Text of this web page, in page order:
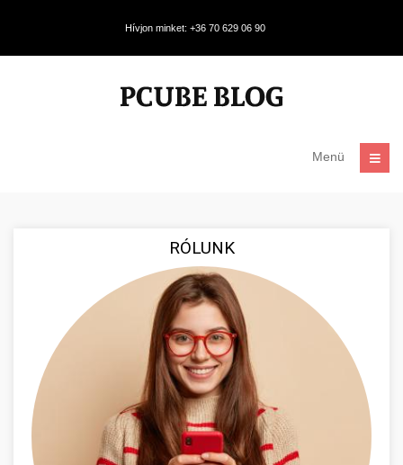
Hívjon minket: +36 70 629 06 90
Menü
RÓLUNK